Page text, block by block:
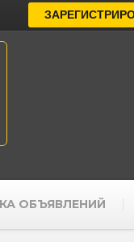
ОБЪЯВЛЕНИЙ